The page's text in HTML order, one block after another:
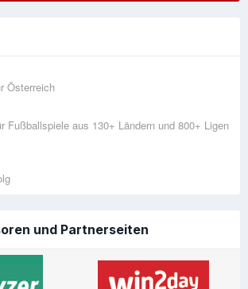
Österreich
Fußballspiele aus 130+ Ländern und 800+ Ligen
und Partnerseiten